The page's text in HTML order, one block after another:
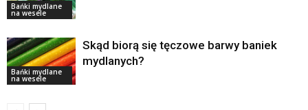
Bańki mydlane
na wesele
Bańki mydlane
na wesele
Skąd biorą się tęczowe barwy baniek
mydlanych?